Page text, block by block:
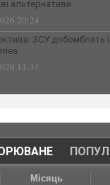
альтернативи
20:24
ЗСУ добомблять і
11:31
|
Місяць